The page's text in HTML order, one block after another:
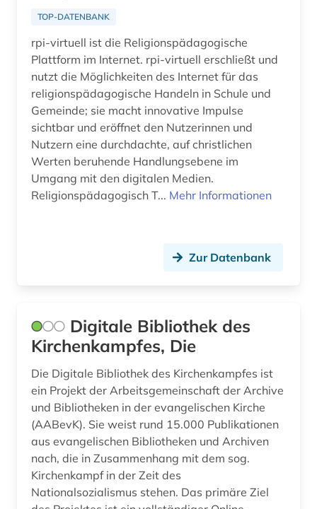
bibliografie (16)
bibliographie (5)
bibliothek (13)
bibliothek der hansestadt lübeck (1)
bibliotheksbau (1)
bibliotheksbestand (1)
bibliotheksgeschichte (1)
bilanzrecht (4)
bild (2)
bildbearbeitung (1)
bildende kunst (3)
TOP-DATENBANK
rpi-virtuell ist die Religionspädagogische
Plattform im Internet. rpi-virtuell erschließt und
nutzt die Möglichkeiten des Internet für das
religionspädagogische Handeln in Schule und
Gemeinde; sie macht innovative Impulse
sichtbar und eröffnet den Nutzerinnen und
Nutzern eine durchdachte, auf christlichen
Werten beruhende Handlungsebene im
Umgang mit den digitalen Medien.
Religionspädagogisch T... Mehr Informationen
Zur Datenbank
Digitale Bibliothek des
Kirchenkampfes, Die
Die Digitale Bibliothek des Kirchenkampfes ist
ein Projekt der Arbeitsgemeinschaft der Archive
und Bibliotheken in der evangelischen Kirche
(AABevK). Sie weist rund 15.000 Publikationen
aus evangelischen Bibliotheken und Archiven
nach, die in Zusammenhang mit dem sog.
Kirchenkampf in der Zeit des
Nationalsozialismus stehen. Das primäre Ziel